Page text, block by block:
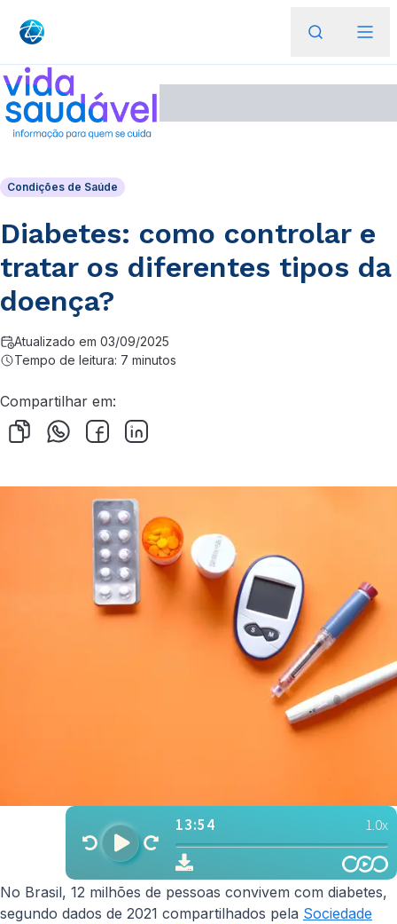
Condições de Saúde
Diabetes: como controlar e
tratar os diferentes tipos da
doença?
Atualizado em 03/09/2025
Tempo de leitura: 7 minutos
Compartilhar em:
No Brasil, 12 milhões de pessoas convivem com diabetes,
segundo dados de 2021 compartilhados pela Sociedade